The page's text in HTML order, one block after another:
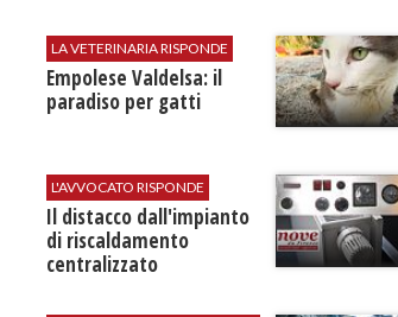
LA VETERINARIA RISPONDE
Empolese Valdelsa: il
paradiso per gatti
L'AVVOCATO RISPONDE
Il distacco dall'impianto
di riscaldamento
centralizzato